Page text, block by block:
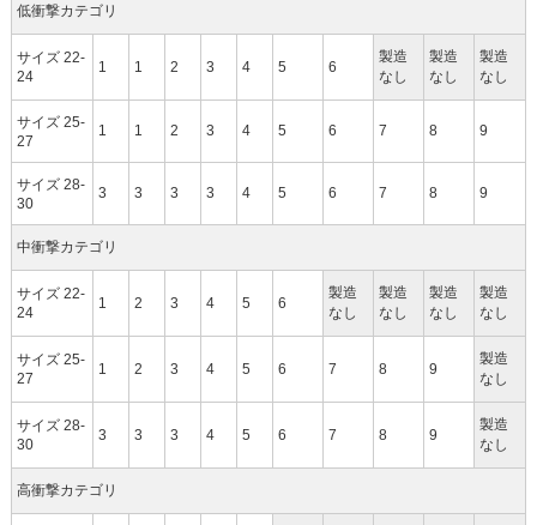
低衝撃カテゴリ
サイズ 22-
24
1 1 2 3 4 5 6
製造
なし
製造
なし
製造
なし
サイズ 25-
27
1 1 2 3 4 5 6 7 8 9
サイズ 28-
30
3 3 3 3 4 5 6 7 8 9
中衝撃カテゴリ
サイズ 22-
24
1 2 3 4 5 6
製造
なし
製造
なし
製造
なし
製造
なし
サイズ 25-
27
1 2 3 4 5 6 7 8 9
製造
なし
サイズ 28-
30
3 3 3 4 5 6 7 8 9
製造
なし
高衝撃カテゴリ